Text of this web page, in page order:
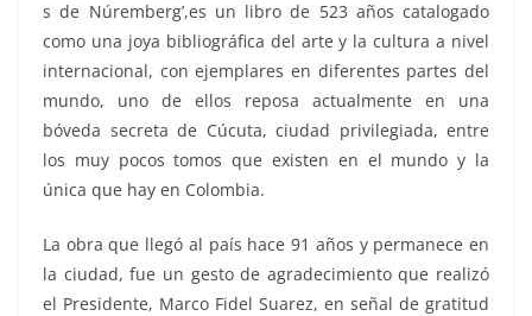
s de Núremberg’,es un libro de 523 años catalogado
como una joya bibliográfica del arte y la cultura a nivel
internacional, con ejemplares en diferentes partes del
mundo, uno de ellos reposa actualmente en una
bóveda secreta de Cúcuta, ciudad privilegiada, entre
los muy pocos tomos que existen en el mundo y la
única que hay en Colombia.
La obra que llegó al país hace 91 años y permanece en
la ciudad, fue un gesto de agradecimiento que realizó
el Presidente, Marco Fidel Suarez, en señal de gratitud